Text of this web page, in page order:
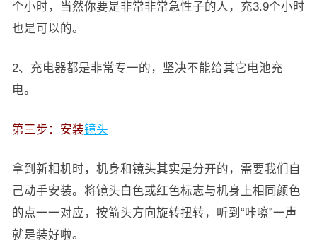
个小时，当然你要是非常非常急性子的人，充3.9个小时
也是可以的。
2、充电器都是非常专一的，坚决不能给其它电池充
电。
第三步：安装镜头
拿到新相机时，机身和镜头其实是分开的，需要我们自
己动手安装。将镜头白色或红色标志与机身上相同颜色
的点一一对应，按箭头方向旋转扭转，听到“咔嚓”一声
就是装好啦。